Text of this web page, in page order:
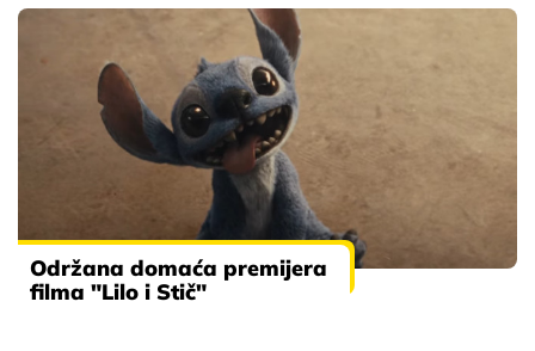
Održana domaća premijera
filma "Lilo i Stič"